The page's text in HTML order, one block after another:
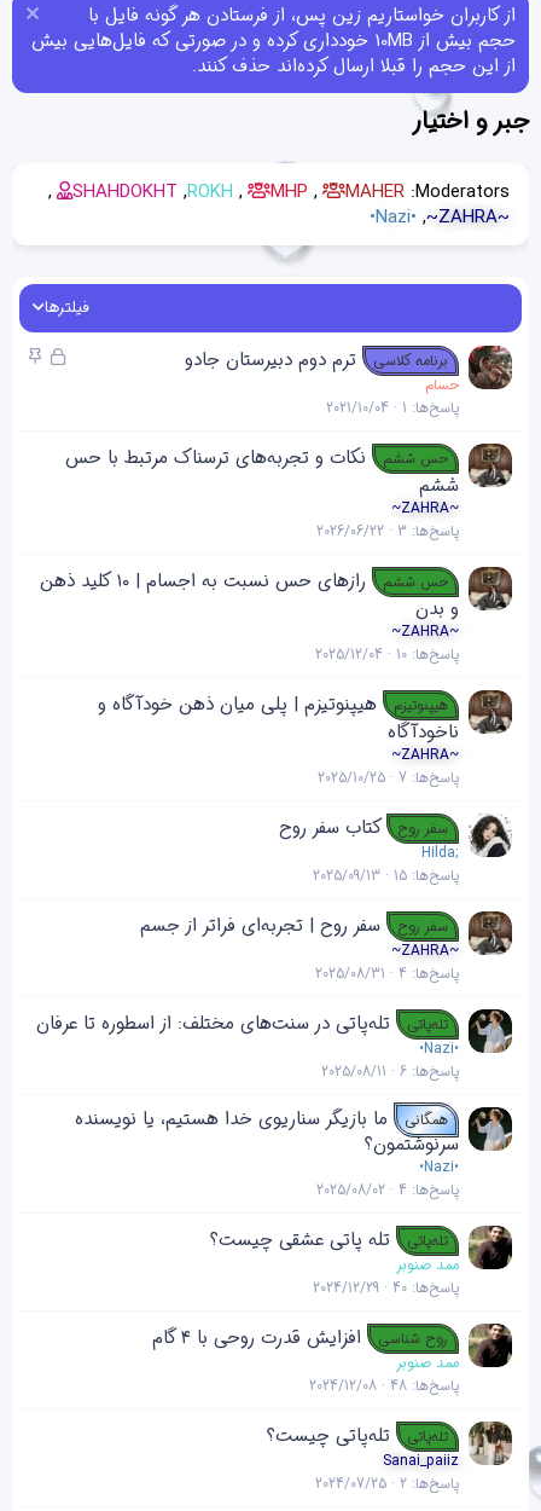
از کاربران خواستاریم زین پس، از فرستادن هر گونه فایل با
حجم بیش از 10MB خودداری کرده و در صورتی که فایل‌هایی بیش
از این حجم را قبلا ارسال کرده‌اند حذف کنند.
جبر و اختیار
Moderators:
MAHER
MHP
ROKH
SHAHDOKHT
~ZAHRA~
•Nazi•
فیلترها
ق
چ
برنامه کلاسی ترم دوم دبیرستان جادو
حسام
پاسخ‌ها 1
2021/10/04
حس ششم
نکات و تجربه‌های ترسناک مرتبط با حس
ششم
~ZAHRA~
پاسخ‌ها 3
2026/06/22
حس ششم
رازهای حس نسبت به اجسام | ۱۰ کلید ذهن
و بدن
~ZAHRA~
پاسخ‌ها 10
2025/12/04
هیپنوتیزم
هیپنوتیزم | پلی میان ذهن خودآگاه و
ناخودآگاه
~ZAHRA~
پاسخ‌ها 7
2025/10/25
سفر روح کتاب سفر روح
Hilda;
پاسخ‌ها 15
2025/09/13
سفر روح سفر روح | تجربه‌ای فراتر از جسم
~ZAHRA~
پاسخ‌ها 4
2025/08/31
تله‌پاتی تله‌پاتی در سنت‌های مختلف: از اسطوره تا عرفان
•Nazi•
پاسخ‌ها 6
2025/08/11
همگانی
ما بازیگر سناریوی خدا هستیم، یا نویسنده
سرنوشتمون؟
•Nazi•
پاسخ‌ها 4
2025/08/02
تله‌پاتی تله پاتی عشقی چیست؟
ممد صنوبر
پاسخ‌ها 40
2024/12/29
روح شناسی افزایش قدرت روحی با ۴ گام
ممد صنوبر
پاسخ‌ها 48
2024/12/08
تله‌پاتی تله‌پاتی چیست؟
Sanai_paiiz
پاسخ‌ها 2
2024/07/25